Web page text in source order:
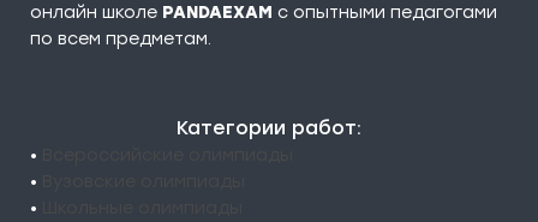
онлайн школе PANDAEXAM c опытными педагогами
по всем предметам.
Категории работ:
•
•
•